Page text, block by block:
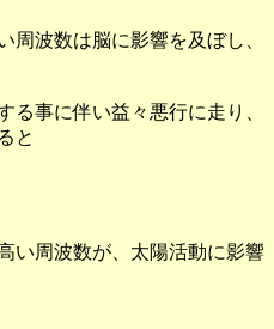
周波数は脳に影響を及ぼし、
る事に伴い益々悪行に走り、
と
い周波数が、太陽活動に影響